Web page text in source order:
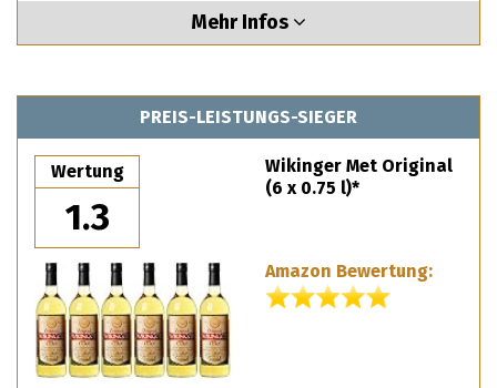
Mehr Infos
PREIS-LEISTUNGS-SIEGER
Wertung
1.3
Wikinger Met Original
(6 x 0.75 l)*
Amazon Bewertung: